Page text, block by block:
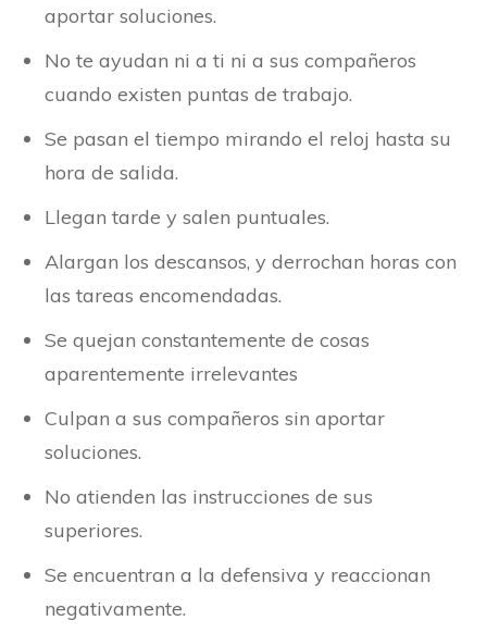
aportar soluciones.
No te ayudan ni a ti ni a sus compañeros
cuando existen puntas de trabajo.
Se pasan el tiempo mirando el reloj hasta su
hora de salida.
Llegan tarde y salen puntuales.
Alargan los descansos, y derrochan horas con
las tareas encomendadas.
Se quejan constantemente de cosas
aparentemente irrelevantes
Culpan a sus compañeros sin aportar
soluciones.
No atienden las instrucciones de sus
superiores.
Se encuentran a la defensiva y reaccionan
negativamente.